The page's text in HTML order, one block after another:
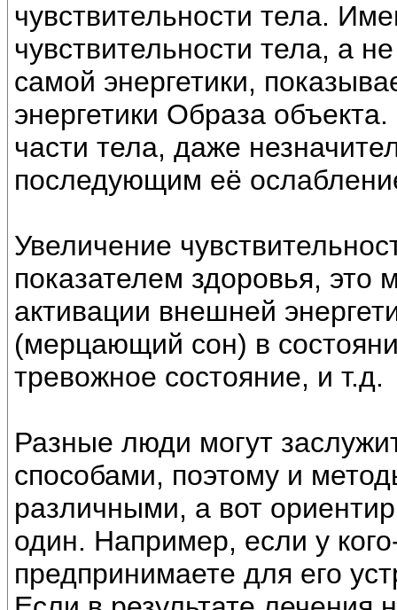
чувствительности тела.
чувствительности тела, а
самой энергетики,
энергетики Образа
части тела, даже
последующим её
Увеличение
показателем здоровья, это
активации внешней
(мерцающий сон) в
тревожное состояние, и т.д.
Разные люди могут
способами, поэтому и
различными, а вот
один. Например, если у
предпринимаете для его